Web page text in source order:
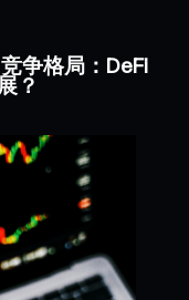
争格局：DeFi
？